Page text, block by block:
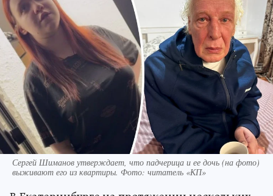
Сергей Шиманов утверждает, что падчерица и ее дочь (на фото)
выживают его из квартиры. Фото: читатель «КП»